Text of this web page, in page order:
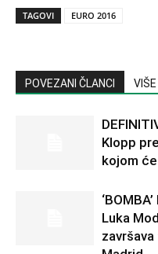
TAGOVI EURO 2016
POVEZANI ČLANCI
Klopp
kojom
Luka